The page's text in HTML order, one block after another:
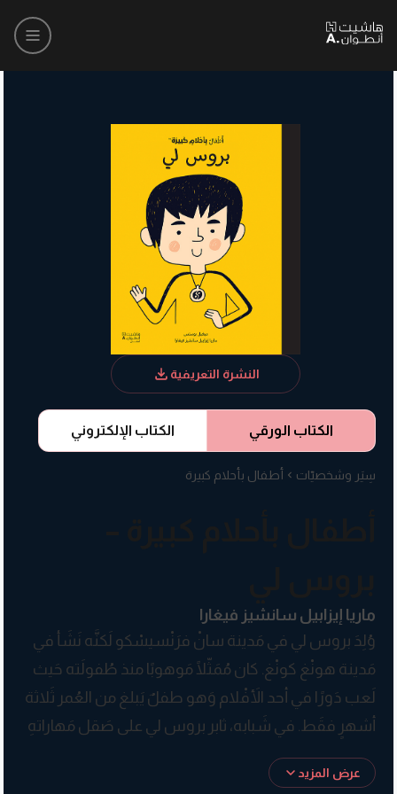
الكتاب الورقي الكتاب الإلكتروني
سِيَر وشخصيّات أطفال بأحلام كبيرة
ماريا إيزابيل سانشيز فيغارا
وُلِدَ بروس لي في مَدينة سانْ فرَنْسيسْكو لَكنَّه نَشَأ في
مَدينة هونْغ كونْغ. كان مُمَثّلًا مَوهوبًا منذ طُفولَته حَيث
لَعب دَورًا في أحد الأَفْلام وَهو طفلٌ يَبلغ من العُمر ثَلاثة
أشهرٍ فقَط. في شَبابه، ثابر بروس لي على صَقل مَهاراتهِ
في الفُنون القتاليَّة، في تَأليف وَإِخراج أَفلامٍ مَثَّل فيها
وَحَقَّقت أعلى الإِيرادات آنَذاك. اكتَسبَت هذه الأفْلام
عرض المزيد
النشرة التعريفية